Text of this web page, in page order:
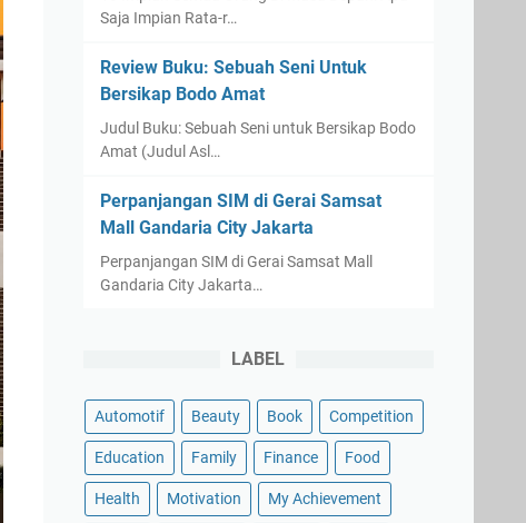
Saja Impian Rata-r…
Review Buku: Sebuah Seni Untuk
Bersikap Bodo Amat
Judul Buku: Sebuah Seni untuk Bersikap Bodo
Amat (Judul Asl…
Perpanjangan SIM di Gerai Samsat
Mall Gandaria City Jakarta
Perpanjangan SIM di Gerai Samsat Mall
Gandaria City Jakarta…
LABEL
Automotif Beauty Book Competition
Education Family Finance Food
Health Motivation My Achievement